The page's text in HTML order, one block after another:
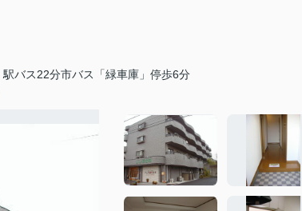
バス22分市バス「緑車庫」停歩6分